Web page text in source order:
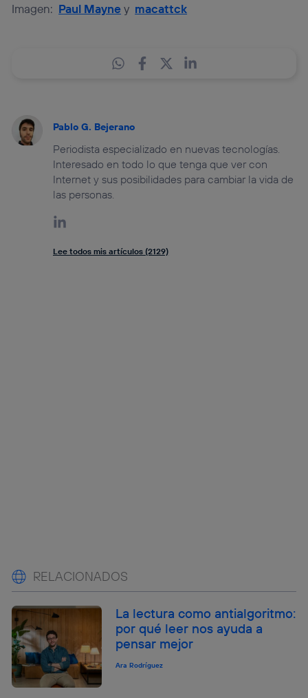
Imagen: Paul Mayney macattck
Pablo G. Bejerano
Periodista especializado en nuevas tecnologías.
Interesado en todo lo que tenga que ver con
Internet y sus posibilidades para cambiar la vida de
las personas.
Lee todos mis artículos (2129)
RELACIONADOS
La lectura como antialgoritmo:
por qué leer nos ayuda a
pensar mejor
Ara Rodríguez